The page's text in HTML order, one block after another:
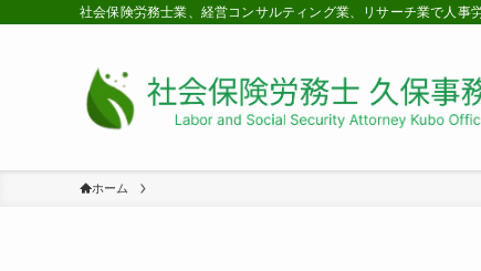
社会保険労務士業、経営コンサルティング業、リサーチ業で人事
ホーム